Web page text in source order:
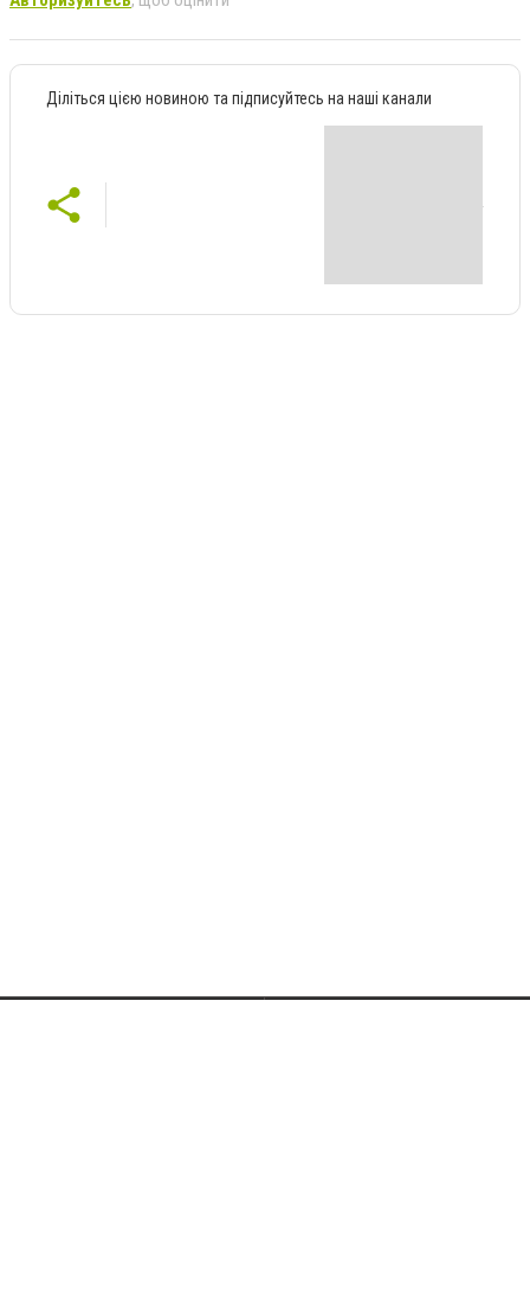
Діліться цією новиною та підписуйтесь на наші канали